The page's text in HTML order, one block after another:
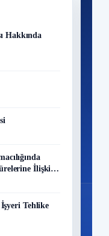
Hakkında
İlişkin
Tehlike